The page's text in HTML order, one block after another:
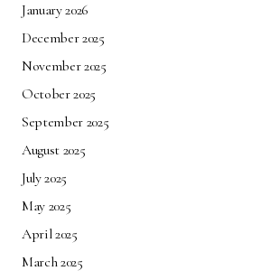
January 2026
December 2025
November 2025
October 2025
September 2025
August 2025
July 2025
May 2025
April 2025
March 2025